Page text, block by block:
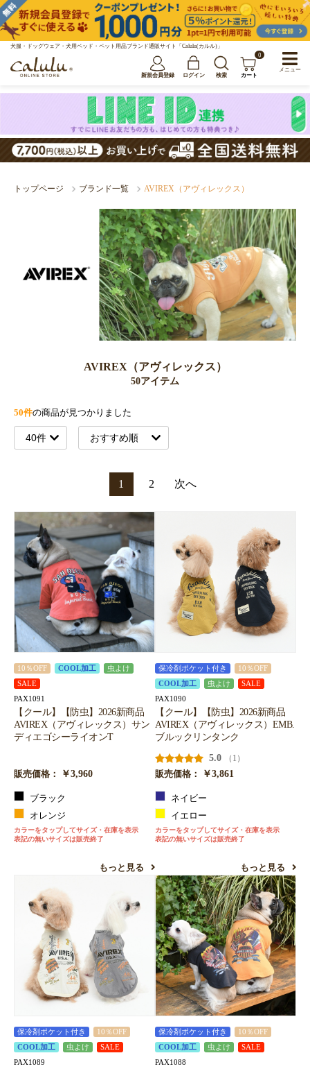
犬服・ドッグウェア・犬用ベッド・ペット用品ブランド通販サイト「Calulu(カルル)」
新規会員登録 ログイン 検索
0
カート
トップページ ブランド一覧 AVIREX（アヴィレックス）
AVIREX（アヴィレックス）
50アイテム
50件の商品が見つかりました
1 2 次へ
10％OFF COOL加工
虫よけ
SALE
PAX1091
【クール】【防虫】2026新商品
AVIREX（アヴィレックス）サン
ディエゴシーライオンT
販売価格： ￥3,960
ブラック
オレンジ
カラーをタップしてサイズ・在庫を表示
表記の無いサイズは販売終了
もっと見る
保冷剤ポケット付き
10％OFF
COOL加工
虫よけ SALE
PAX1090
【クール】【防虫】2026新商品
AVIREX（アヴィレックス）EMB.
ブルックリンタンク
5.0
（1）
販売価格：
￥3,861
ネイビー
イエロー
カラーをタップしてサイズ・在庫を表示
表記の無いサイズは販売終了
もっと見る
保冷剤ポケット付き
10％OFF
COOL加工
虫よけ SALE
PAX1089
保冷剤ポケット付き
10％OFF
COOL加工
虫よけ SALE
PAX1088
メニュー